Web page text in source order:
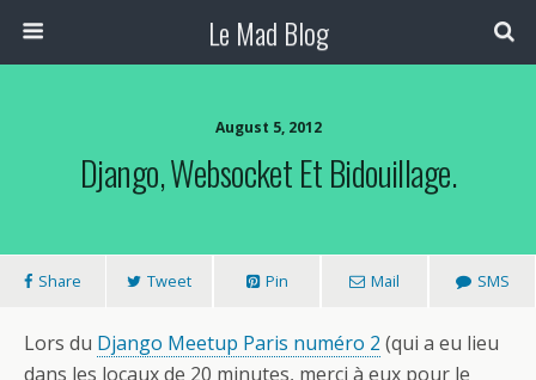
Le Mad Blog
August 5, 2012
Django, Websocket Et Bidouillage.
Share Tweet Pin Mail SMS
Lors du Django Meetup Paris numéro 2 (qui a eu lieu
dans les locaux de 20 minutes, merci à eux pour le